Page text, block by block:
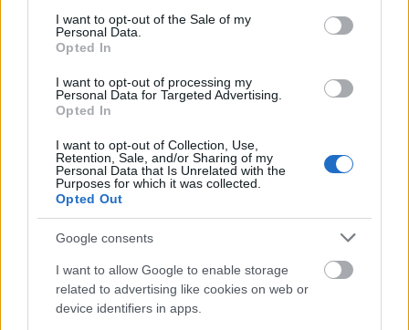
consent section.
I want to opt-out of the Sale of my
Personal Data.
Opted In
I want to opt-out of processing my
Personal Data for Targeted Advertising.
Opted In
I want to opt-out of Collection, Use,
Retention, Sale, and/or Sharing of my
Personal Data that Is Unrelated with the
Purposes for which it was collected.
Opted Out
Google consents
I want to allow Google to enable storage
related to advertising like cookies on web or
device identifiers in apps.
Ebben a bejegyzésben a 25 éve megjelent Exciter
albumdalainak a koncertverzióival foglalkozunk. Az
albumdal azt jelenti, hogy "nem kislemez", azaz az I
Feel Loved, a Freelove és a Goodnight Lovers
koncertváltozataival majd az akkor foglalkozunk,
amikor megjelenik a kislemez (ahogy a Dream On-t